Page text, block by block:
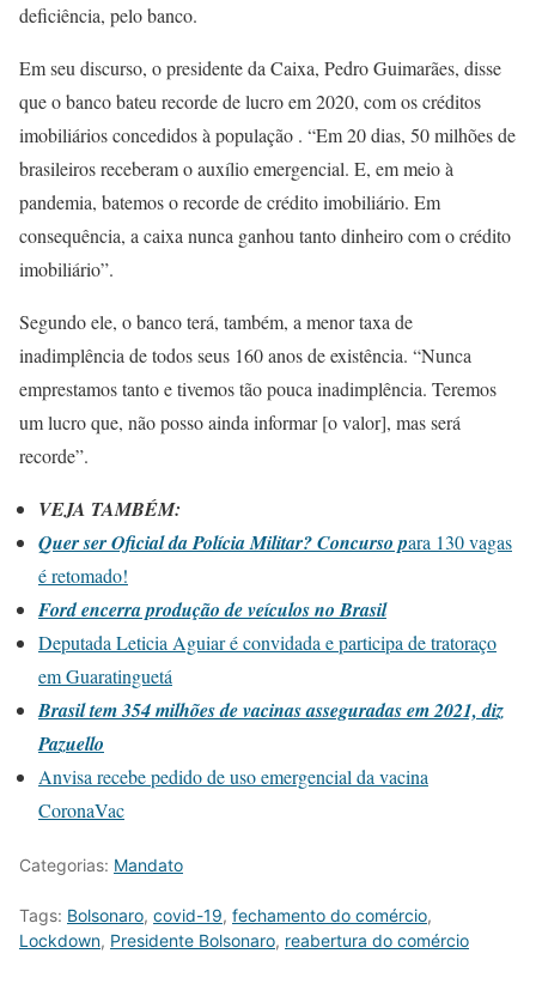
deficiência, pelo banco.
Em seu discurso, o presidente da Caixa, Pedro Guimarães, disse
que o banco bateu recorde de lucro em 2020, com os créditos
imobiliários concedidos à população . “Em 20 dias, 50 milhões de
brasileiros receberam o auxílio emergencial. E, em meio à
pandemia, batemos o recorde de crédito imobiliário. Em
consequência, a caixa nunca ganhou tanto dinheiro com o crédito
imobiliário”.
Segundo ele, o banco terá, também, a menor taxa de
inadimplência de todos seus 160 anos de existência. “Nunca
emprestamos tanto e tivemos tão pouca inadimplência. Teremos
um lucro que, não posso ainda informar [o valor], mas será
recorde”.
VEJA TAMBÉM:
Quer ser Oficial da Polícia Militar? Concurso para 130 vagas
é retomado!
Ford encerra produção de veículos no Brasil
Deputada Leticia Aguiar é convidada e participa de tratoraço
em Guaratinguetá
Brasil tem 354 milhões de vacinas asseguradas em 2021, diz
Pazuello
Anvisa recebe pedido de uso emergencial da vacina
CoronaVac
Categorias: Mandato
Tags: Bolsonaro, covid-19, fechamento do comércio,
Lockdown, Presidente Bolsonaro, reabertura do comércio